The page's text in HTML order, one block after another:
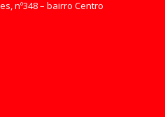
nº348 – bairro Centro